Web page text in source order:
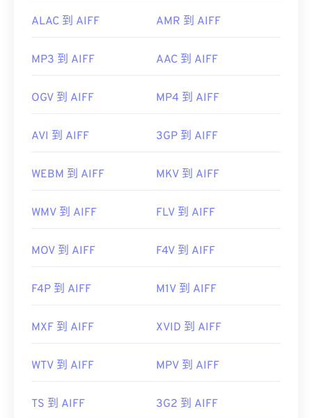
ALAC 到 AIFF AMR 到 AIFF
MP3 到 AIFF AAC 到 AIFF
OGV 到 AIFF MP4 到 AIFF
AVI 到 AIFF 3GP 到 AIFF
WEBM 到 AIFF MKV 到 AIFF
WMV 到 AIFF FLV 到 AIFF
MOV 到 AIFF F4V 到 AIFF
F4P 到 AIFF M1V 到 AIFF
MXF 到 AIFF XVID 到 AIFF
WTV 到 AIFF MPV 到 AIFF
TS 到 AIFF 3G2 到 AIFF